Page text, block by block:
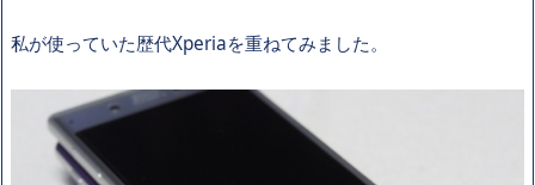
私が使っていた歴代Xperiaを重ねてみました。